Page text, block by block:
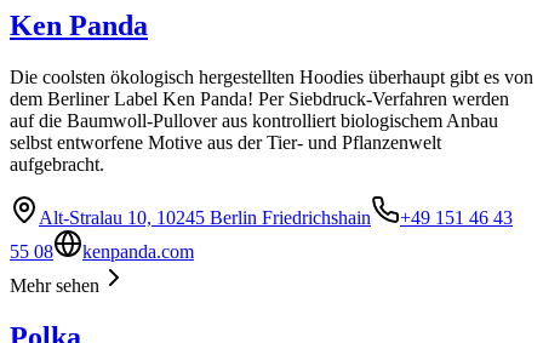
Ken Panda
Die coolsten ökologisch hergestellten Hoodies überhaupt gibt es von
dem Berliner Label Ken Panda! Per Siebdruck-Verfahren werden
auf die Baumwoll-Pullover aus kontrolliert biologischem Anbau
selbst entworfene Motive aus der Tier- und Pflanzenwelt
aufgebracht.
Alt-Stralau 10, 10245 Berlin Friedrichshain
+49 151 46 43
55 08
kenpanda.com
Mehr sehen